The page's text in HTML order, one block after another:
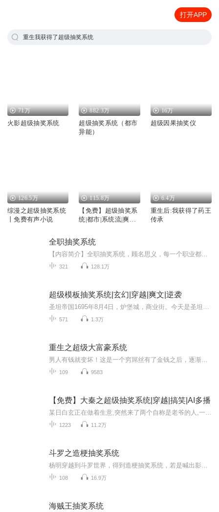
打开APP
重生我获得了超级抽奖系统
71万
火影超级抽奖系统
882.3万
超级抽奖系统（都市
异能）
16万
超级因果抽奖仪
126.5万
综漫之超级抽奖系统
丨免费有声小说
115.8万
【免费】超级抽奖系
统|都市|系统流|爽
6.4万
重生后:我获得了药王
传承
全职抽奖系统
321 128.1万
超级模板抽奖系统|玄幻|穿越|爽文|逆袭
571 1.3万
重生之超级大富豪系统
109 9583
【免费】大秦之超级抽奖系统|穿越|搞笑|AI多播
1223 11.2万
斗罗之造梗抽奖系统
108 16.9万
海贼王抽奖系统